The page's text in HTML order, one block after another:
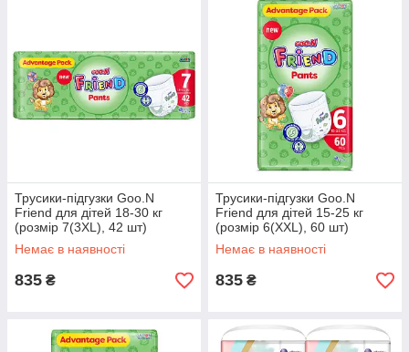
Трусики-підгузки Goo.N
Friend для дітей 18-30 кг
(розмір 7(3XL), 42 шт)
Немає в наявності
835 ₴
Трусики-підгузки Goo.N
Friend для дітей 15-25 кг
(розмір 6(XXL), 60 шт)
Немає в наявності
835 ₴